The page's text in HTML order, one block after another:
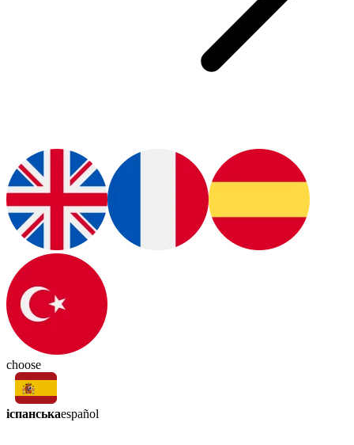
choose
іспанськаespañol